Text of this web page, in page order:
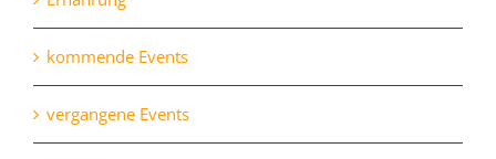
kommende Events
vergangene Events